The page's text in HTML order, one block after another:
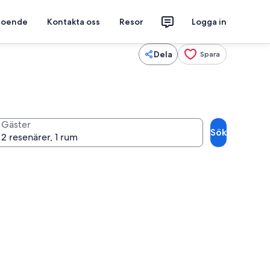
Kontakta oss Resor Logga in
Dela Spara
Gäster
Sök